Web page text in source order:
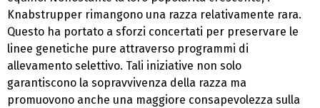
Knabstrupper rimangono una razza relativamente rara.
Questo ha portato a sforzi concertati per preservare le
linee genetiche pure attraverso programmi di
allevamento selettivo. Tali iniziative non solo
garantiscono la sopravvivenza della razza ma
promuovono anche una maggiore consapevolezza sulla